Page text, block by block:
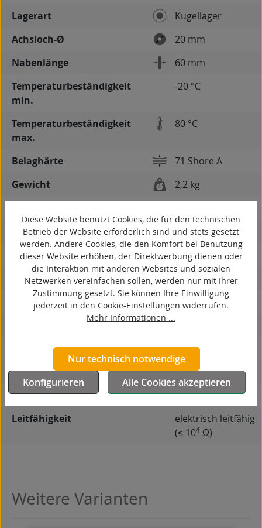
Lagerart
Kugellager
Achsloch-Ø
20 mm
Nabenlänge
60 mm
Temperaturbeständigkeit
min.
-20 °C
Temperaturbeständigkeit
max.
80 °C
Belaghärte
71 Shore A
Gewicht
2,2 kg
kontaktverfärbungsfrei
antistatisch
ESD
elektrisch leitfähig
korrosionsbeständig
hitzebeständig
autoklaventauglich
Produkttyp
Rad
Leitfähigkeit
elektrisch leitfähig
(≤ 104Ω)
Produktgalerie überspringen
Weitere Varianten
Diese Website benutzt Cookies, die für den technischen
Betrieb der Website erforderlich sind und stets gesetzt
werden. Andere Cookies, die den Komfort bei Benutzung
dieser Website erhöhen, der Direktwerbung dienen oder
die Interaktion mit anderen Websites und sozialen
Netzwerken vereinfachen sollen, werden nur mit Ihrer
Zustimmung gesetzt. Sie können Ihre Einwilligung
jederzeit in den Cookie-Einstellungen widerrufen.
Mehr Informationen ...
Nur technisch notwendige
Konfigurieren
Alle Cookies akzeptieren